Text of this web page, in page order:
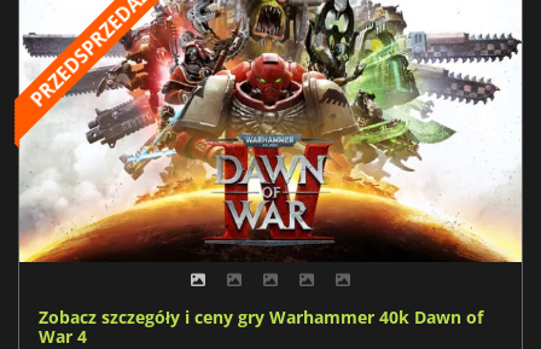
Zobacz szczegóły i ceny gry Warhammer 40k Dawn of
War 4